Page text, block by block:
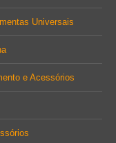
Universais
e Acessórios